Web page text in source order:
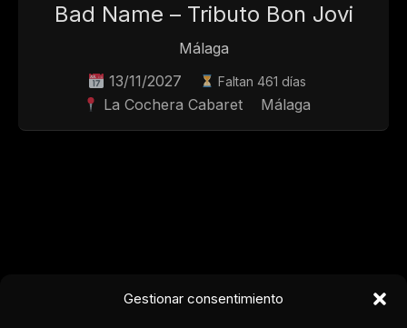
Gestionar consentimiento
Bad Name – Tributo Bon Jovi
Málaga
13/11/2027
Faltan 461 días
La Cochera Cabaret Málaga